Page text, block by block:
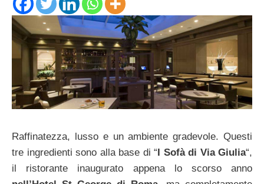
Raffinatezza, lusso e un ambiente gradevole. Questi
tre ingredienti sono alla base di “I Sofà di Via Giulia“,
il ristorante inaugurato appena lo scorso anno